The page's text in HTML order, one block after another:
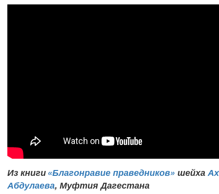
Из книги«Благонравие праведников» шейха
Абдулаева, Муфтия Дагестана​